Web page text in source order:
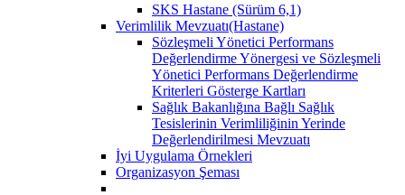
SKS Hastane (Sürüm 6,1)
Verimlilik Mevzuatı(Hastane)
Sözleşmeli Yönetici Performans
Değerlendirme Yönergesi ve Sözleşmeli
Yönetici Performans Değerlendirme
Kriterleri Gösterge Kartları
Sağlık Bakanlığına Bağlı Sağlık
Tesislerinin Verimliliğinin Yerinde
Değerlendirilmesi Mevzuatı
İyi Uygulama Örnekleri
Organizasyon Şeması